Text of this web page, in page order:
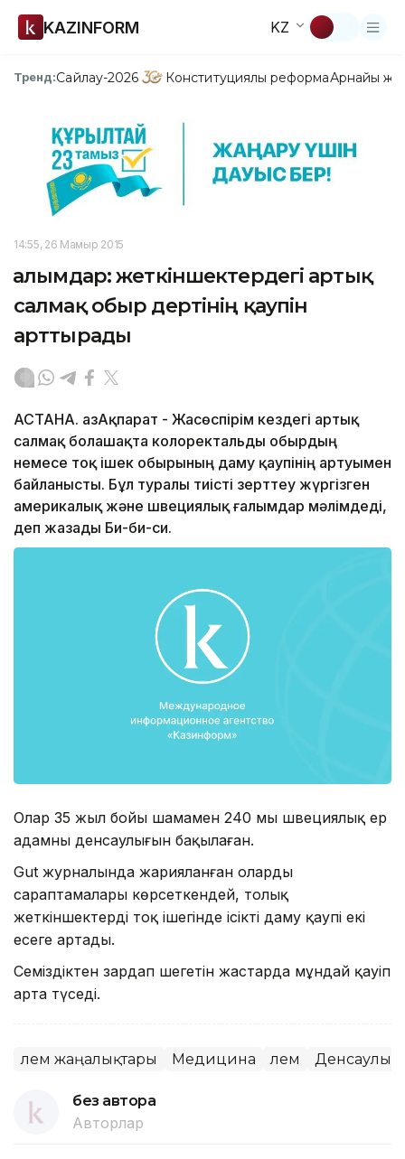
KAZINFORM KZ
Тренд:Сайлау-2026 Конституциялық реформаАрнайы
14:55, 26 Мамыр 2015
Ғалымдар: жеткіншектердегі артық
салмақ обыр дертінің қаупін
арттырады
АСТАНА. ҚазАқпарат - Жасөспірім кездегі артық
салмақ болашақта колоректальды обырдың
немесе тоқ ішек обырының даму қаупінің артуымен
байланысты. Бұл туралы тиісті зерттеу жүргізген
америкалық және швециялық ғалымдар мәлімдеді,
деп жазады Би-би-си.
Олар 35 жыл бойы шамамен 240 мың швециялық ер
адамның денсаулығын бақылаған.
Gut журналында жарияланған олардың
сараптамалары көрсеткендей, толық
жеткіншектердің тоқ ішегінде ісіктің даму қаупі екі
есеге артады.
Семіздіктен зардап шегетін жастарда мұндай қауіп
арта түседі.
Әлем жаңалықтары Медицина Әлем Денсаулық
без автора
Авторлар